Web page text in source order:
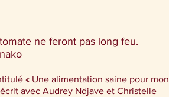
ne feront pas long feu.
« Une alimentation saine pour mon
avec Audrey Ndjave et Christelle